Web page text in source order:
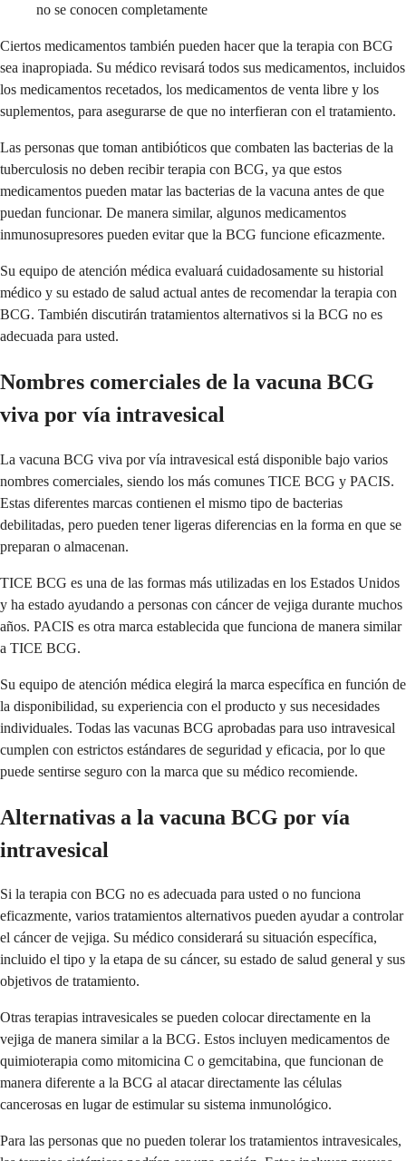
no se conocen completamente
Ciertos medicamentos también pueden hacer que la terapia con BCG
sea inapropiada. Su médico revisará todos sus medicamentos, incluidos
los medicamentos recetados, los medicamentos de venta libre y los
suplementos, para asegurarse de que no interfieran con el tratamiento.
Las personas que toman antibióticos que combaten las bacterias de la
tuberculosis no deben recibir terapia con BCG, ya que estos
medicamentos pueden matar las bacterias de la vacuna antes de que
puedan funcionar. De manera similar, algunos medicamentos
inmunosupresores pueden evitar que la BCG funcione eficazmente.
Su equipo de atención médica evaluará cuidadosamente su historial
médico y su estado de salud actual antes de recomendar la terapia con
BCG. También discutirán tratamientos alternativos si la BCG no es
adecuada para usted.
Nombres comerciales de la vacuna BCG
viva por vía intravesical
La vacuna BCG viva por vía intravesical está disponible bajo varios
nombres comerciales, siendo los más comunes TICE BCG y PACIS.
Estas diferentes marcas contienen el mismo tipo de bacterias
debilitadas, pero pueden tener ligeras diferencias en la forma en que se
preparan o almacenan.
TICE BCG es una de las formas más utilizadas en los Estados Unidos
y ha estado ayudando a personas con cáncer de vejiga durante muchos
años. PACIS es otra marca establecida que funciona de manera similar
a TICE BCG.
Su equipo de atención médica elegirá la marca específica en función de
la disponibilidad, su experiencia con el producto y sus necesidades
individuales. Todas las vacunas BCG aprobadas para uso intravesical
cumplen con estrictos estándares de seguridad y eficacia, por lo que
puede sentirse seguro con la marca que su médico recomiende.
Alternativas a la vacuna BCG por vía
intravesical
Si la terapia con BCG no es adecuada para usted o no funciona
eficazmente, varios tratamientos alternativos pueden ayudar a controlar
el cáncer de vejiga. Su médico considerará su situación específica,
incluido el tipo y la etapa de su cáncer, su estado de salud general y sus
objetivos de tratamiento.
Otras terapias intravesicales se pueden colocar directamente en la
vejiga de manera similar a la BCG. Estos incluyen medicamentos de
quimioterapia como mitomicina C o gemcitabina, que funcionan de
manera diferente a la BCG al atacar directamente las células
cancerosas en lugar de estimular su sistema inmunológico.
Para las personas que no pueden tolerar los tratamientos intravesicales,